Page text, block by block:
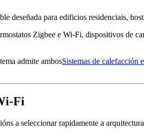
para edificios residenciais,
Zigbee e Wi-Fi, dispositivos de
admite ambosSistemas de calefacción
Fi
a seleccionar rapidamente a